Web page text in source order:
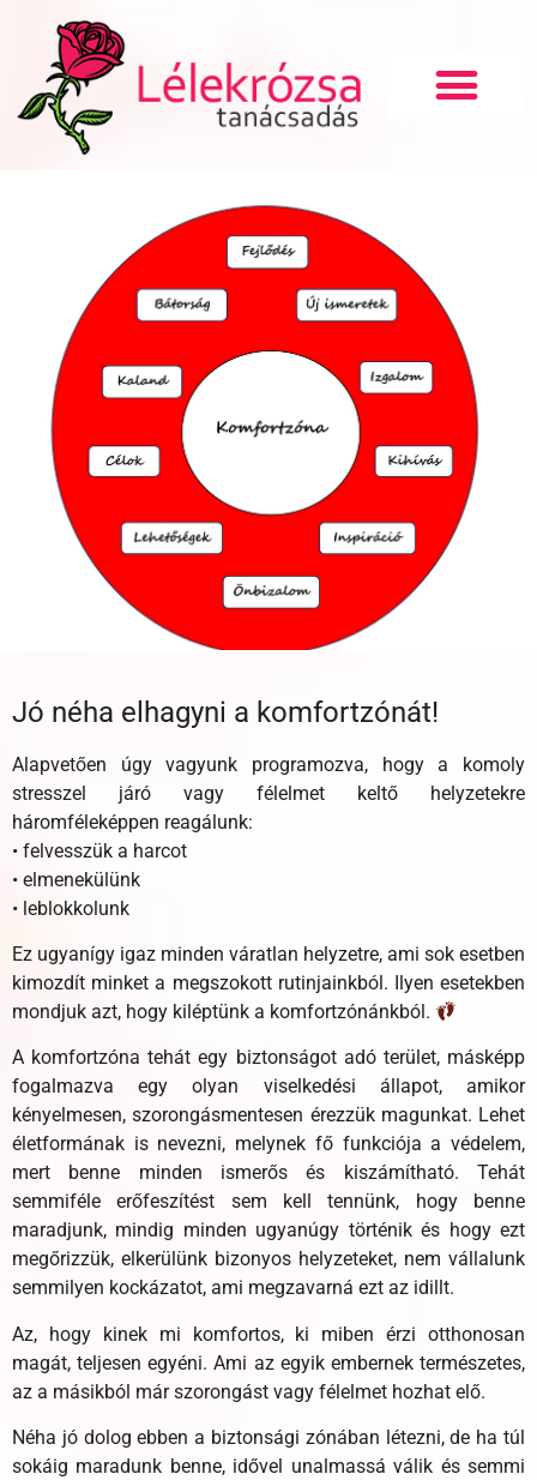
Jó néha elhagyni a komfortzónát!
Alapvetően úgy vagyunk programozva, hogy a komoly
stresszel járó vagy félelmet keltő helyzetekre
háromféleképpen reagálunk:
• felvesszük a harcot
• elmenekülünk
• leblokkolunk
Ez ugyanígy igaz minden váratlan helyzetre, ami sok esetben
kimozdít minket a megszokott rutinjainkból. Ilyen esetekben
mondjuk azt, hogy kiléptünk a komfortzónánkból.
A komfortzóna tehát egy biztonságot adó terület, másképp
fogalmazva egy olyan viselkedési állapot, amikor
kényelmesen, szorongásmentesen érezzük magunkat. Lehet
életformának is nevezni, melynek fő funkciója a védelem,
mert benne minden ismerős és kiszámítható. Tehát
semmiféle erőfeszítést sem kell tennünk, hogy benne
maradjunk, mindig minden ugyanúgy történik és hogy ezt
megőrizzük, elkerülünk bizonyos helyzeteket, nem vállalunk
semmilyen kockázatot, ami megzavarná ezt az idillt.
Az, hogy kinek mi komfortos, ki miben érzi otthonosan
magát, teljesen egyéni. Ami az egyik embernek természetes,
az a másikból már szorongást vagy félelmet hozhat elő.
Néha jó dolog ebben a biztonsági zónában létezni, de ha túl
sokáig maradunk benne, idővel unalmassá válik és semmi